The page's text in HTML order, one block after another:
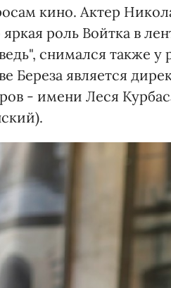
кино. Актер
яркая роль Войтка в
снимался также
Береза является
- имени Леся